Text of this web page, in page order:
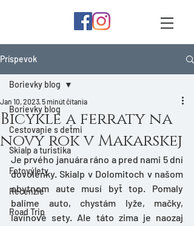
Príspevok
Borievky blog
Cestovanie s deťmi
Skialp a turistika
Fotovýlety
Recenzie
Road Trip
Borievky blog
Bicykle a ferraty na
nový rok v Makarskej
Jan 10, 2023 5 minút čítania
Je prvého januára ráno a pred nami 5 dní
dovolenky. Skialp v Dolomitoch v našom
obytnom aute musí byť top. Pomaly
balíme auto, chystám lyže, mačky,
lavínové sety. Ale táto zima je naozaj